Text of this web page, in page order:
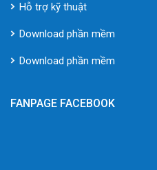
Hỗ trợ kỹ thuật
Download phần mềm
Download phần mềm
FANPAGE FACEBOOK